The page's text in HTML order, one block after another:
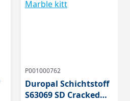
P001000762
Duropal Schichtstoff
S63069 SD Cracked